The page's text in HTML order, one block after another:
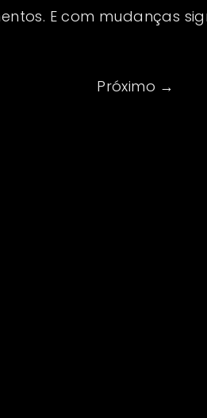
E com mudanças
Próximo →